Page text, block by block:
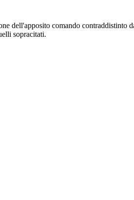
dell'apposito comando
sopracitati.